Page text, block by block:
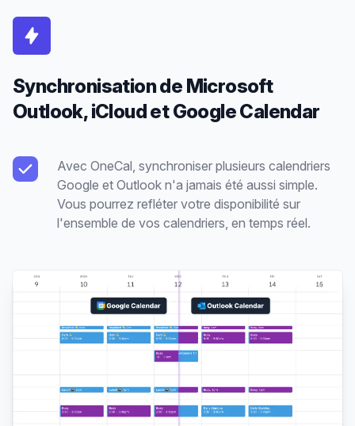
Synchronisation de Microsoft
Outlook, iCloud et Google Calendar
Avec OneCal, synchroniser plusieurs calendriers
Google et Outlook n'a jamais été aussi simple.
Vous pourrez refléter votre disponibilité sur
l'ensemble de vos calendriers, en temps réel.